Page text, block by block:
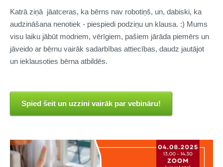
Katrā ziņā jāatceras, ka bērns nav robotiņš, un, dabiski, ka
audzināšana nenotiek - piespiedi podziņu un klausa. :) Mums
visu laiku jābūt modriem, vērīgiem, pašiem jārāda piemērs un
jāveido ar bērnu vairāk sadarbības attiecības, daudz jautājot
un ieklausoties bērna atbildēs.
Spied šeit un uzzini vairāk par vebināru!